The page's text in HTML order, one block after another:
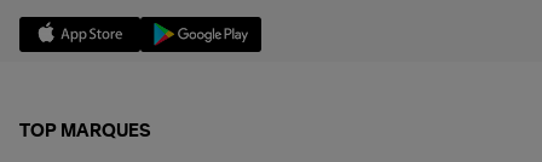
TOP MARQUES